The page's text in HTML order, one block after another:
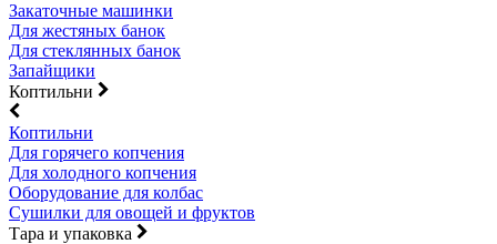
Закаточные машинки
Для жестяных банок
Для стеклянных банок
Запайщики
Коптильни
Коптильни
Для горячего копчения
Для холодного копчения
Оборудование для колбас
Сушилки для овощей и фруктов
Тара и упаковка